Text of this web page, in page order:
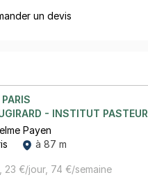
un devis
- INSTITUT PASTEUR
Payen
à 87 m
23 €/jour, 74 €/semaine